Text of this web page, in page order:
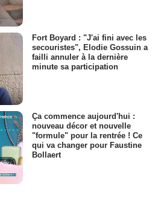
Fort Boyard : "J'ai fini avec les
secouristes", Elodie Gossuin a
failli annuler à la dernière
minute sa participation
Ça commence aujourd'hui :
nouveau décor et nouvelle
"formule" pour la rentrée ! Ce
qui va changer pour Faustine
Bollaert